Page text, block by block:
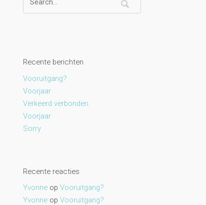
Recente berichten
Vooruitgang?
Voorjaar
Verkeerd verbonden
Voorjaar
Sorry
Recente reacties
Yvonne opVooruitgang?
Yvonne opVooruitgang?